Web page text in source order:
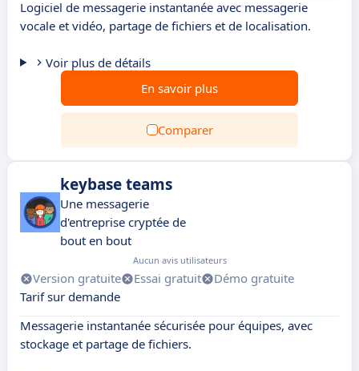
Logiciel de messagerie instantanée avec messagerie
vocale et vidéo, partage de fichiers et de localisation.
Voir plus de détails
En savoir plus
Comparer
keybase teams
Une messagerie
d'entreprise cryptée de
bout en bout
Aucun avis utilisateurs
Version gratuite Essai gratuit
Démo gratuite
Tarif sur demande
Messagerie instantanée sécurisée pour équipes, avec
stockage et partage de fichiers.